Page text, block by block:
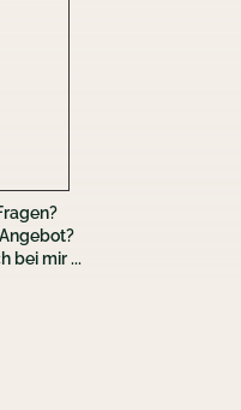
bei mir ...